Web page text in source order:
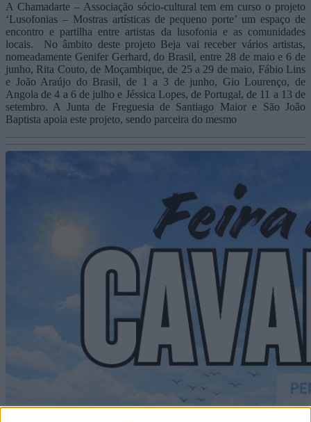
A Chamadarte – Associação sócio-cultural tem em curso o projeto
‘Lusofonias – Mostras artísticas de pequeno porte’ um espaço de
encontro e partilha entre artistas da lusofonia e as comunidades
locais. No âmbito deste projeto Beja vai receber vários artistas,
nomeadamente Genifer Gerhard, do Brasil, entre 28 de maio e 6 de
junho, Rita Couto, de Moçambique, de 25 a 29 de maio, Fábio Lins
e João Araújo do Brasil, de 1 a 3 de junho, Gio Lourenço, de
Angola de 4 a 6 de julho e Jéssica Lopes, de Portugal, de 11 a 13 de
setembro. A Junta de Freguesia de Santiago Maior e São João
Baptista apoia este projeto, sendo parceira do mesmo